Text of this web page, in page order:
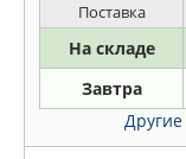
Поставка
На складе
Завтра